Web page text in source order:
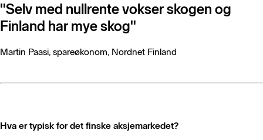
"Selv med nullrente vokser skogen og
Finland har mye skog"
Martin Paasi, spareøkonom, Nordnet Finland
Hva er typisk for det finske aksjemarkedet?